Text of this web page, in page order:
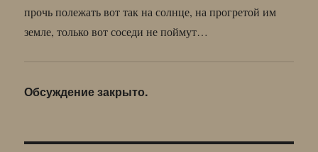
прочь полежать вот так на солнце, на прогретой им
земле, только вот соседи не поймут…
Обсуждение закрыто.